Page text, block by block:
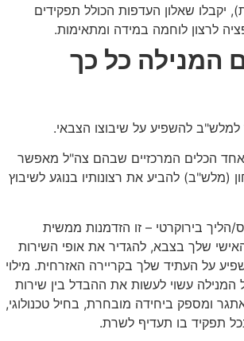
יקבלו שאלון העדפות הכולל תפקידים
לרצון לוחמה במידה ומתאימות.
המנילה כל כך
למלש"ב להשפיע על שיבוצו הצבאי.
אחד הכלים המרכזיים שבהם צה"ל מאפשר
(מלש"ב) להביע את רצונותיו בנוגע לשיבוץ
הליך בירוקרטי – זו הזדמנות ממשית
שלך בצבא, להגדיר את אופי השירות
על העתיד שלך בקריירה האזרחית. מילוי
המנילה עשוי לעשות את ההבדל בין שירות
ומספק ביחידה מובחרת, בחיל טכנולוגי,
תפקיד בו תעדיף לשרת.